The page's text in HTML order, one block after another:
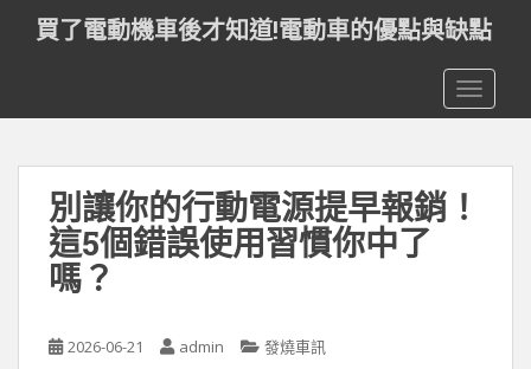
t
買了電動機車後才知道!電動車的優點與缺點
別讓你的行動電源提早報銷！
這5個錯誤使用習慣你中了
嗎？
2026-06-21 admin 發燒車訊